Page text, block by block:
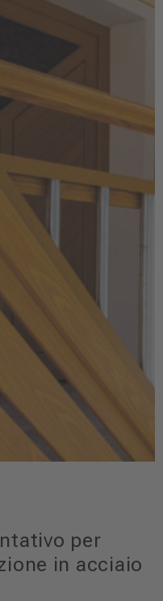
per
in acciaio